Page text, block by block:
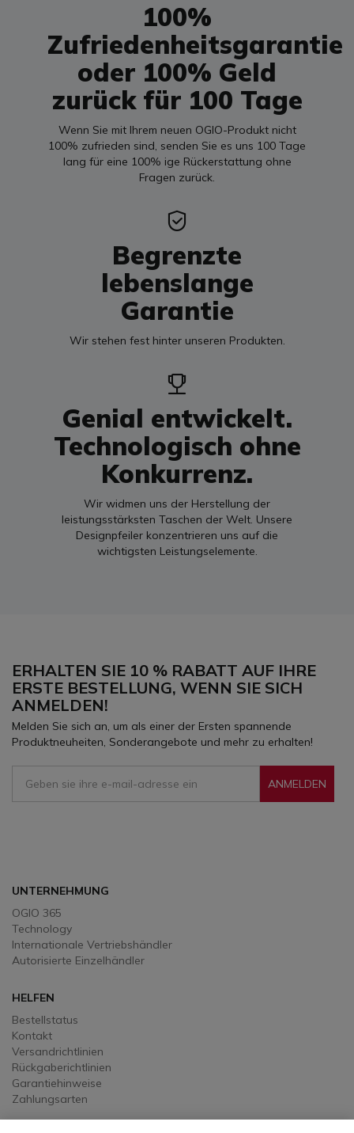
100%
Zufriedenheitsgarantie
oder 100% Geld
zurück für 100 Tage
Wenn Sie mit Ihrem neuen OGIO-Produkt nicht
100% zufrieden sind, senden Sie es uns 100 Tage
lang für eine 100% ige Rückerstattung ohne
Fragen zurück.
Begrenzte
lebenslange
Garantie
Wir stehen fest hinter unseren Produkten.
Genial entwickelt.
Technologisch ohne
Konkurrenz.
Wir widmen uns der Herstellung der
leistungsstärksten Taschen der Welt. Unsere
Designpfeiler konzentrieren uns auf die
wichtigsten Leistungselemente.
ERHALTEN SIE 10 % RABATT AUF IHRE
ERSTE BESTELLUNG, WENN SIE SICH
ANMELDEN!
Melden Sie sich an, um als einer der Ersten spannende
Produktneuheiten, Sonderangebote und mehr zu erhalten!
ANMELDEN
UNTERNEHMUNG
OGIO 365
Technology
Internationale Vertriebshändler
Autorisierte Einzelhändler
HELFEN
Bestellstatus
Kontakt
Versandrichtlinien
Rückgaberichtlinien
Garantiehinweise
Zahlungsarten